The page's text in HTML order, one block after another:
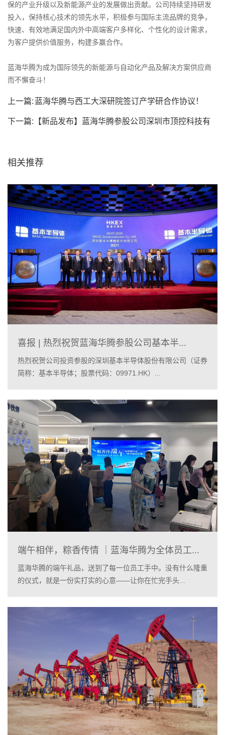
保的产业升级以及新能源产业的发展做出贡献。公司持续坚持研发
投入，保持核心技术的领先水平，积极参与国际主流品牌的竞争，
快速、有效地满足国内外中高端客户多样化、个性化的设计需求，
为客户提供价值服务，构建多赢合作。
蓝海华腾为成为国际领先的新能源与自动化产品及解决方案供应商
而不懈奋斗！
上一篇: 蓝海华腾与西工大深研院签订产学研合作协议！
下一篇: 【新品发布】蓝海华腾参股公司深圳市顶控科技有
相关推荐
喜报 | 热烈祝贺蓝海华腾参股公司基本半...
热烈祝贺公司投资参股的深圳基本半导体股份有限公司（证券
简称：基本半导体；股票代码：09971.HK）...
端午相伴，粽香传情 ｜蓝海华腾为全体员工...
蓝海华腾的端午礼品，送到了每一位员工手中。没有什么隆重
的仪式，就是一份实打实的心意——让你在忙完手头...